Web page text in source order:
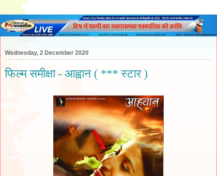
Wednesday, 2 December 2020
फिल्म समीक्षा - आह्वान ( *** स्टार )